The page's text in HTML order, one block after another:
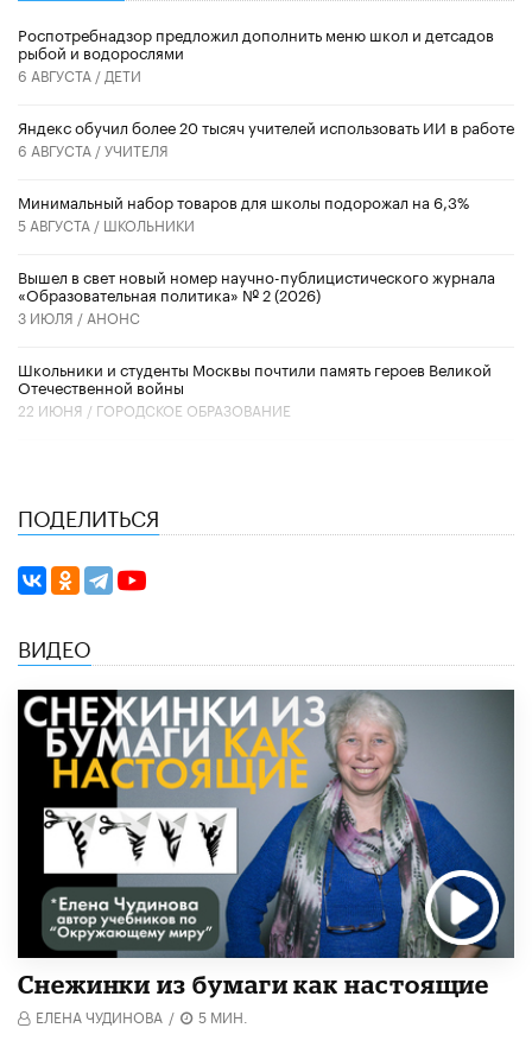
Роспотребнадзор предложил дополнить меню школ и детсадов
рыбой и водорослями
6 АВГУСТА / ДЕТИ
​Яндекс обучил более 20 тысяч учителей использовать ИИ в работе
6 АВГУСТА /УЧИТЕЛЯ
Минимальный набор товаров для школы подорожал на 6,3%
5 АВГУСТА / ШКОЛЬНИКИ
Вышел в свет новый номер научно-публицистического журнала
«Образовательная политика» № 2 (2026)
3 ИЮЛЯ / АНОНС
Школьники и студенты Москвы почтили память героев Великой
Отечественной войны
22 ИЮНЯ / ГОРОДСКОЕ ОБРАЗОВАНИЕ
ПОДЕЛИТЬСЯ
ВИДЕО
Снежинки из бумаги как настоящие
ЕЛЕНА ЧУДИНОВА / 5 МИН.